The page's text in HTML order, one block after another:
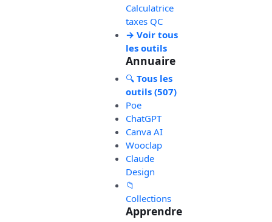
Calculatrice
taxes QC
→ Voir tous
les outils
Annuaire
🔍 Tous les
outils (507)
Poe
ChatGPT
Canva AI
Wooclap
Claude
Design
📁
Collections
Apprendre